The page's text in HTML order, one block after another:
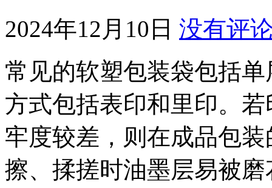
2024年12月10日 没有评
常见的软塑包装袋包括
方式包括表印和里印。
牢度较差，则在成品包
擦、揉搓时油墨层易被